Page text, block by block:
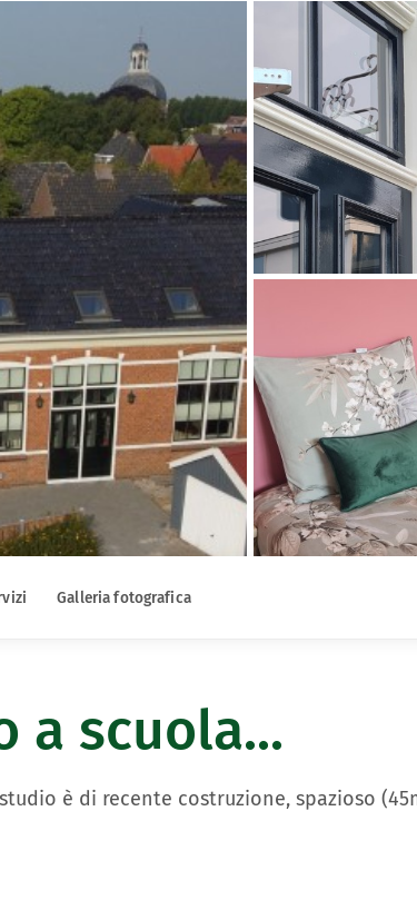
Galleria fotografica
a scuola...
è di recente costruzione, spazioso